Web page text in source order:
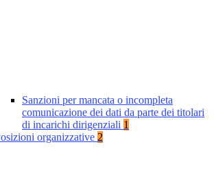
Sanzioni per mancata o incompleta
comunicazione dei dati da parte dei titolari
di incarichi dirigenziali 1
organizzative 2